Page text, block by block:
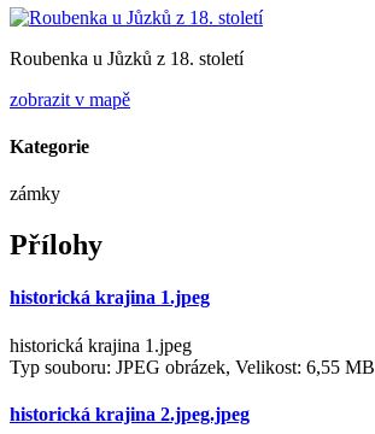
Roubenka u Jůzků z 18. století
zobrazit v mapě
Kategorie
zámky
Přílohy
historická krajina 1.jpeg
historická krajina 1.jpeg
Typ souboru: JPEG obrázek, Velikost: 6,55 MB
historická krajina 2.jpeg.jpeg